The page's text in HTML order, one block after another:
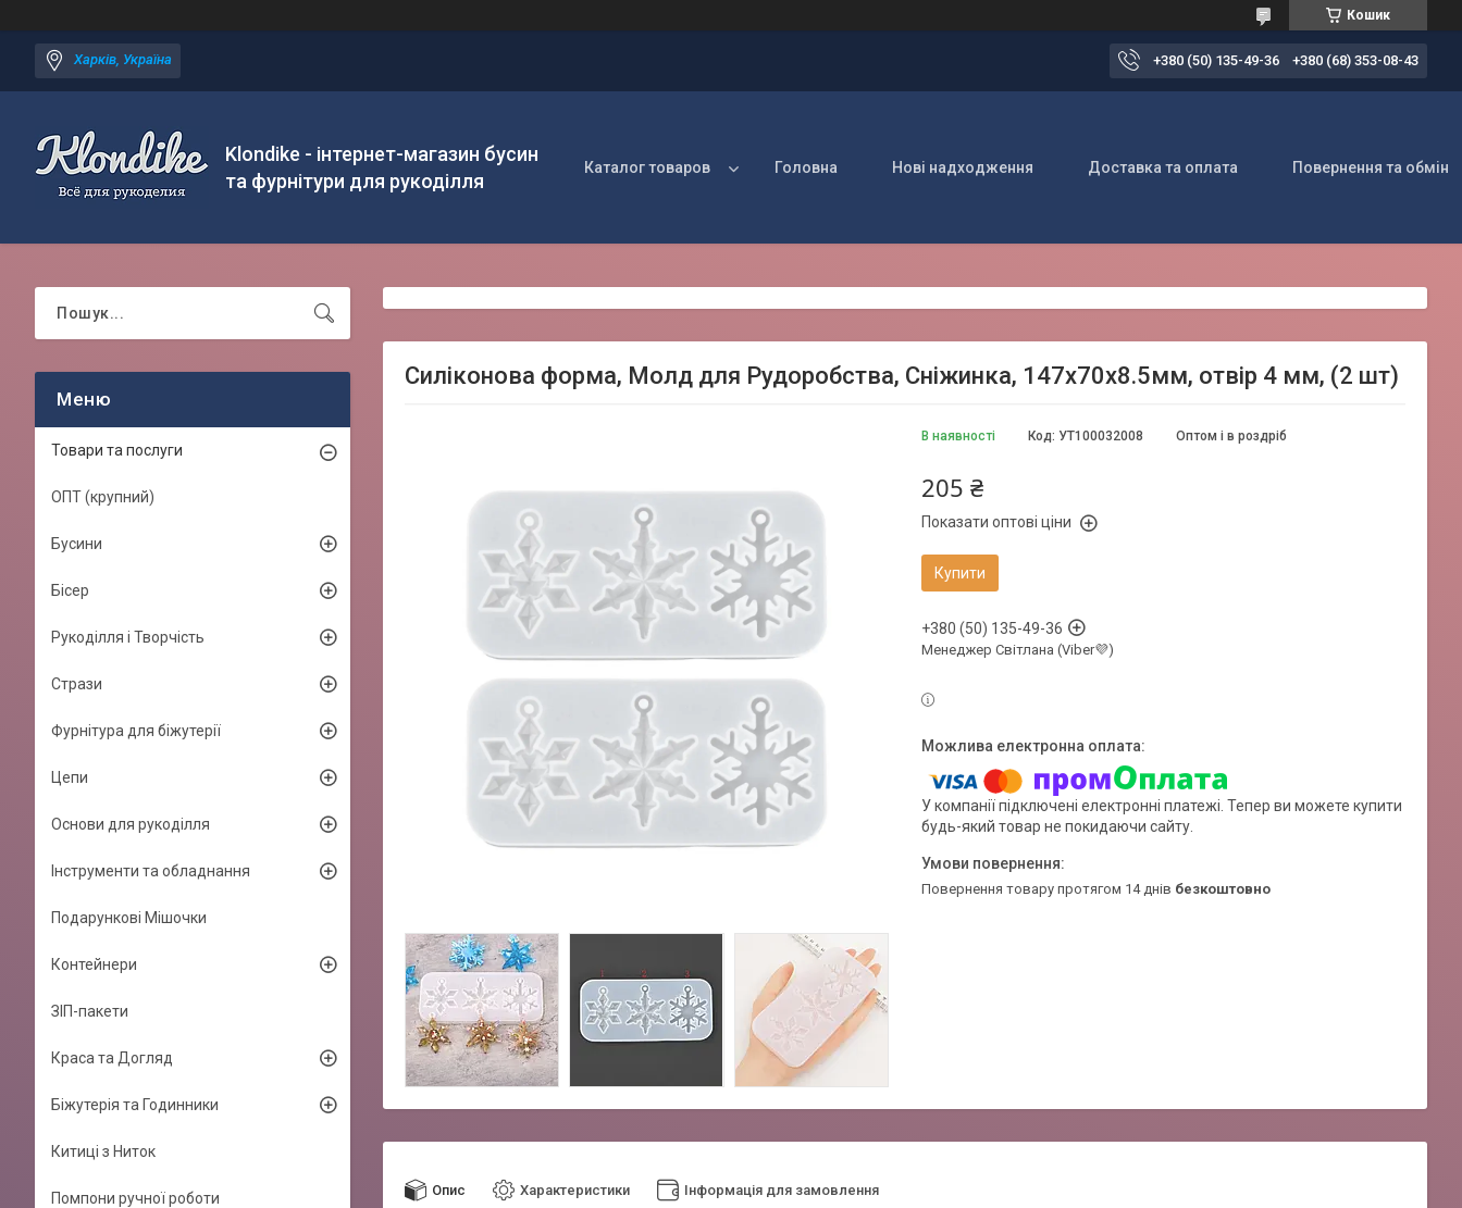
Кошик
Харків, Україна +380 (50) 135-49-36 +380 (68) 353-08-43
Klondike - інтернет-магазин бусин
та фурнітури для рукоділля
Каталог товаров Головна Нові надходження Доставка та оплата Повернення та обмін
Силіконова форма, Молд для Рудоробства, Сніжинка, 147х70х8.5мм, отвір 4 мм, (2 шт)
В наявності Оптом і в роздріб
Код: УТ100032008
205 ₴
Показати оптові ціни
Купити
+380 (50) 135-49-36
Менеджер Світлана (Viber💜)
У компанії підключені електронні платежі. Тепер ви можете купити
будь-який товар не покидаючи сайту.
повернення товару протягом 14 днів безкоштовно
Опис Характеристики Інформація для замовлення
Товари та послуги
ОПТ (крупний)
Бусини
Бісер
Рукоділля і Творчість
Стрази
Фурнітура для біжутерії
Цепи
Основи для рукоділля
Інструменти та обладнання
Подарункові Мішочки
Контейнери
ЗІП-пакети
Краса та Догляд
Біжутерія та Годинники
Китиці з Ниток
Помпони ручної роботи